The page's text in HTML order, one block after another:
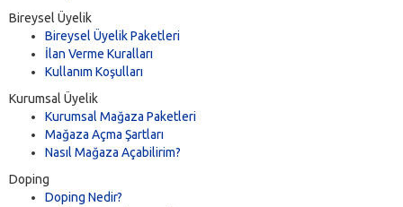
Bireysel Üyelik
Bireysel Üyelik Paketleri
İlan Verme Kuralları
Kullanım Koşulları
Kurumsal Üyelik
Kurumsal Mağaza Paketleri
Mağaza Açma Şartları
Nasıl Mağaza Açabilirim?
Doping
Doping Nedir?